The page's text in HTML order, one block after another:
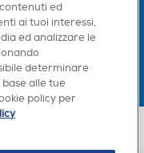
ed
ai tuoi interessi,
ed analizzare le
determinare
alle tue
policy per